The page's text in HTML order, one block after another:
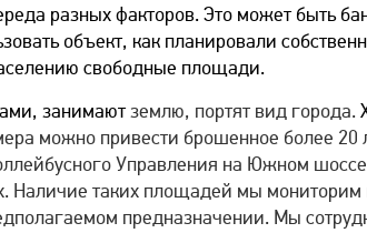
разных факторов. Это может быть
объект, как планировали
свободные площади.
занимаютземлю, портят вид города.
можно привести брошенное более 20
Управления на Южном
таких площадей мы мониторим
предназначении. Мы